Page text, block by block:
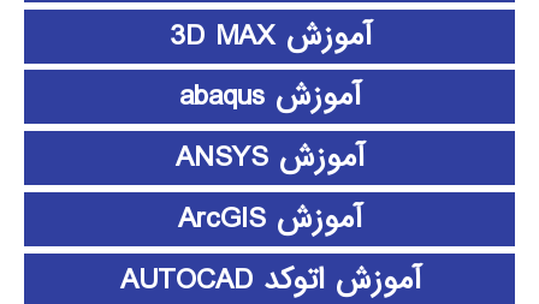
آموزش 3D MAX
آموزش abaqus
آموزش ANSYS
آموزش ArcGIS
آموزش اتوکد AUTOCAD